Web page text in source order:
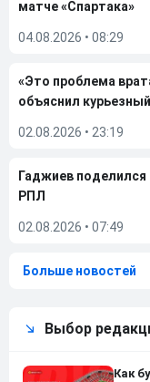
матче «Спартака»
04.08.2026 • 08:29
«Это проблема
объяснил
02.08.2026 • 23:19
Гаджиев
РПЛ
02.08.2026 • 07:49
Больше новостей
Выбор
Как